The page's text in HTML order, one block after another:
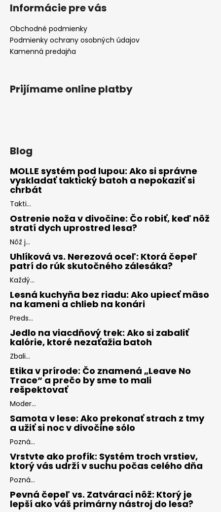
Informácie pre vás
Obchodné podmienky
Podmienky ochrany osobných údajov
Kamenná predajňa
Prijímame online platby
Blog
MOLLE systém pod lupou: Ako si správne
vyskladať taktický batoh a nepokaziť si
chrbát
Takti...
Ostrenie noža v divočine: Čo robiť, keď nôž
stratí dych uprostred lesa?
Nôž j...
Uhlíková vs. Nerezová oceľ: Ktorá čepeľ
patrí do rúk skutočného zálesáka?
Každý...
Lesná kuchyňa bez riadu: Ako upiecť mäso
na kameni a chlieb na konári
Preds...
Jedlo na viacdňový trek: Ako si zabaliť
kalórie, ktoré nezaťažia batoh
Zbali...
Etika v prírode: Čo znamená „Leave No
Trace“ a prečo by sme to mali
rešpektovať
Moder...
Samota v lese: Ako prekonať strach z tmy
a užiť si noc v divočine sólo
Pozná...
Vrstvte ako profík: Systém troch vrstiev,
ktorý vás udrží v suchu počas celého dňa
Pozná...
Pevná čepeľ vs. Zatvárací nôž: Ktorý je
lepší ako váš primárny nástroj do lesa?